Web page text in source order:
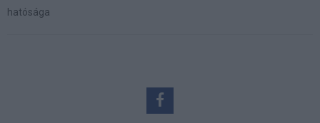
hatósága